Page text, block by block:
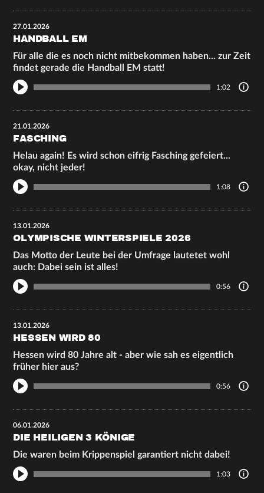
27.01.2026
HANDBALL EM
Für alle die es noch nicht mitbekommen haben... zur Zeit
findet gerade die Handball EM statt!
1:02
21.01.2026
FASCHING
Helau again! Es wird schon eifrig Fasching gefeiert...
okay, nicht jeder!
1:08
13.01.2026
OLYMPISCHE WINTERSPIELE 2026
Das Motto der Leute bei der Umfrage lautetet wohl
auch: Dabei sein ist alles!
0:56
13.01.2026
HESSEN WIRD 80
Hessen wird 80 Jahre alt - aber wie sah es eigentlich
früher hier aus?
0:56
06.01.2026
DIE HEILIGEN 3 KÖNIGE
Die waren beim Krippenspiel garantiert nicht dabei!
1:03